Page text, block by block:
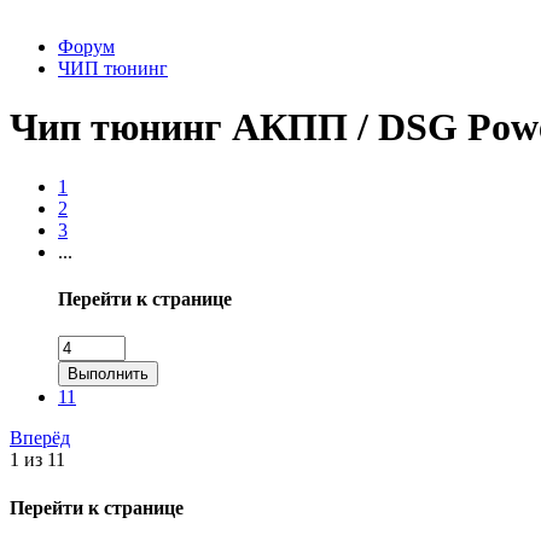
Форум
ЧИП тюнинг
Чип тюнинг АКПП / DSG
1
2
3
...
Перейти к странице
Выполнить
11
Вперёд
1 из 11
Перейти к странице